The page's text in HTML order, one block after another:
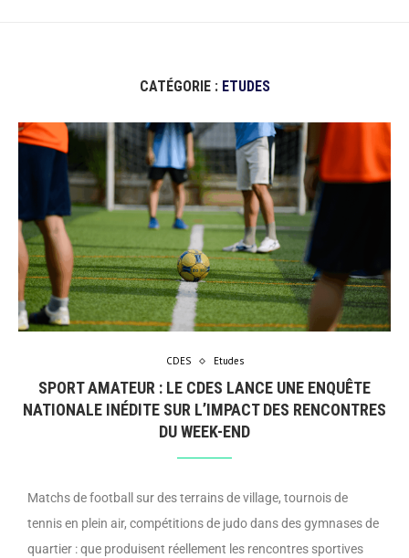
CATÉGORIE : ETUDES
CDES Etudes
SPORT AMATEUR : LE CDES LANCE UNE ENQUÊTE
NATIONALE INÉDITE SUR L’IMPACT DES RENCONTRES
DU WEEK-END
Matchs de football sur des terrains de village, tournois de
tennis en plein air, compétitions de judo dans des gymnases de
quartier : que produisent réellement les rencontres sportives